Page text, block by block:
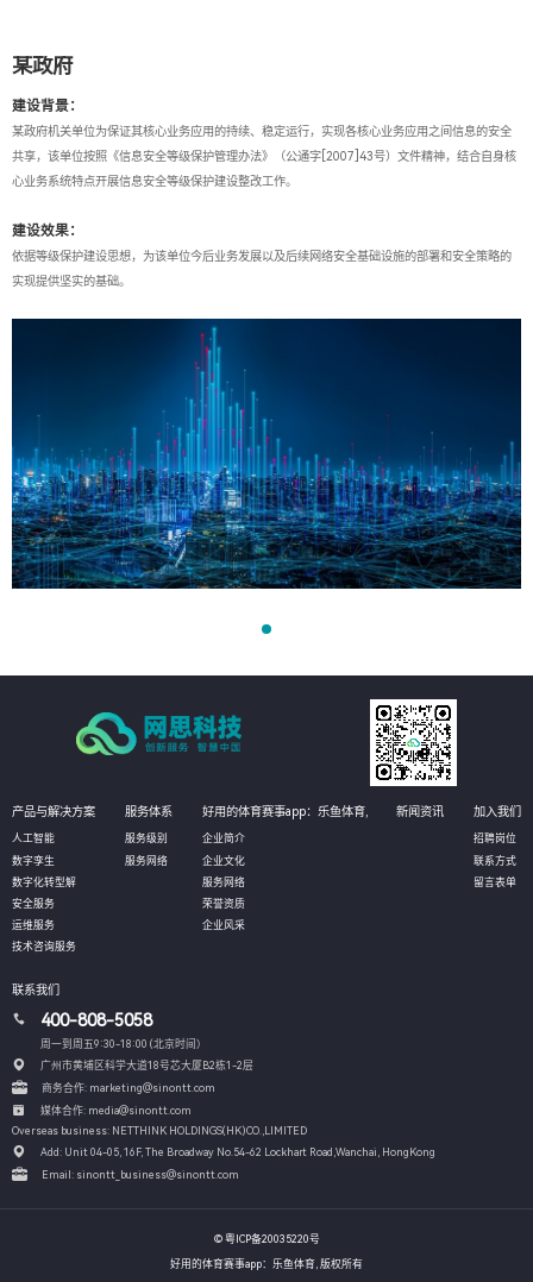
某政府
建设背景：
某政府机关单位为保证其核心业务应用的持续、稳定运行，实现各核心业务应用之间信息的安全
共享，该单位按照《信息安全等级保护管理办法》（公通字[2007]43号）文件精神，结合自身核
心业务系统特点开展信息安全等级保护建设整改工作。
建设效果：
依据等级保护建设思想，为该单位今后业务发展以及后续网络安全基础设施的部署和安全策略的
实现提供坚实的基础。
产品与解决方案
人工智能
数字孪生
数字化转型解
安全服务
运维服务
技术咨询服务
服务体系
服务级别
服务网络
好用的体育赛事app：乐鱼体育,
企业简介
企业文化
服务网络
荣誉资质
企业风采
新闻资讯 加入我们
招聘岗位
联系方式
留言表单
联系我们
400-808-5058
周一到周五9:30-18:00 (北京时间）
广州市黄埔区科学大道18号芯大厦B2栋1-2层
商务合作: marketing@sinontt.com
媒体合作: media@sinontt.com
Overseas business: NETTHINK HOLDINGS(HK)CO.,LIMITED
Add: Unit 04-05, 16F, The Broadway No.54-62 Lockhart Road, Wanchai, HongKong
Email: sinontt_business@sinontt.com
© 粤ICP备20035220号
好用的体育赛事app：乐鱼体育, 版权所有